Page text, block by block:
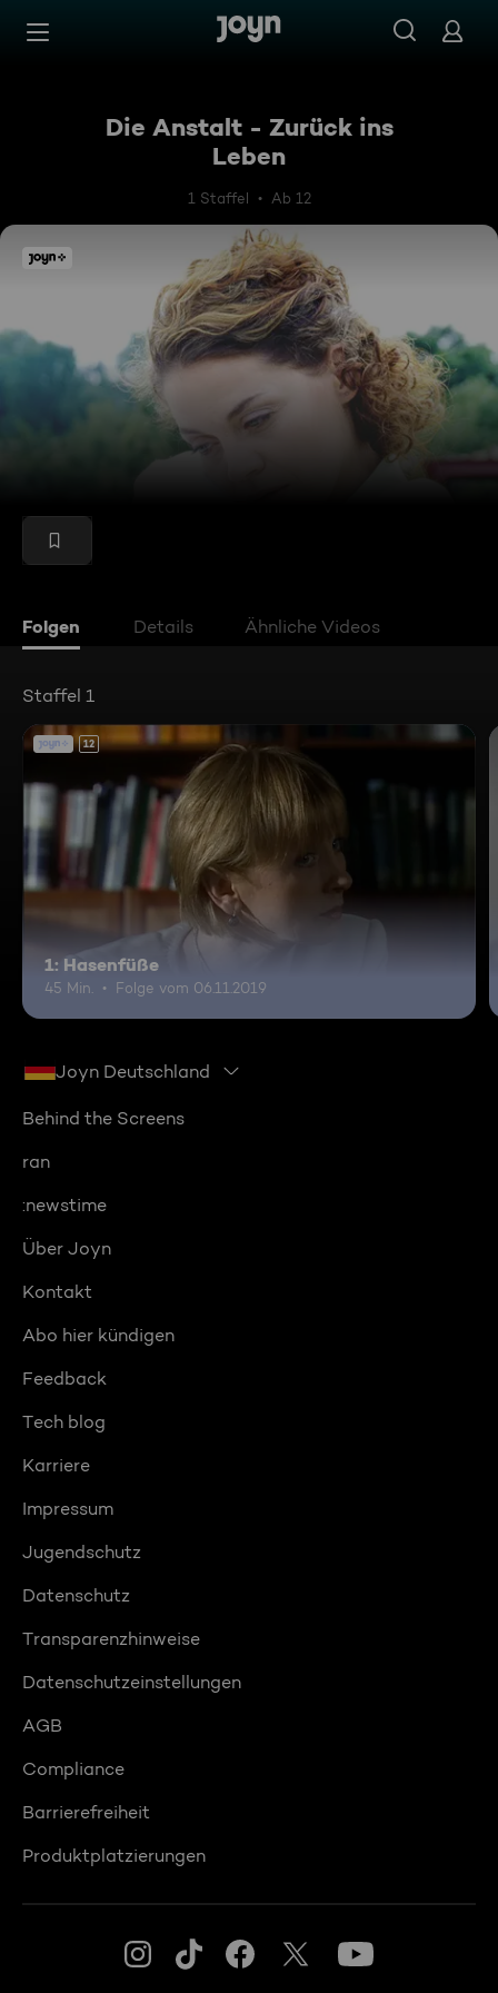
Zum Inhalt springen
Die Anstalt - Zurück ins
Leben
1 Staffel Ab 12
Folgen Details Ähnliche Videos
Staffel 1
12
1: Hasenfüße
45 Min. Folge vom 06.11.2019
Joyn Deutschland
Behind the Screens
ran
:newstime
Über Joyn
Kontakt
Abo hier kündigen
Feedback
Tech blog
Karriere
Impressum
Jugendschutz
Datenschutz
Transparenzhinweise
Datenschutzeinstellungen
AGB
Compliance
Barrierefreiheit
Produktplatzierungen